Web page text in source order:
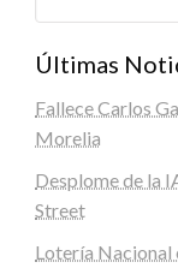
Últimas
Fallece Carlos
Morelia
Desplome de la
Street
Lotería Nacional